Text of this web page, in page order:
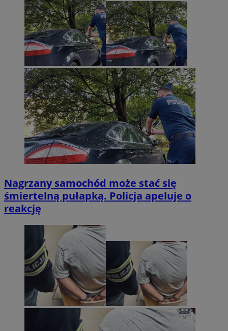
Nagrzany samochód może stać się
śmiertelną pułapką. Policja apeluje o
reakcję